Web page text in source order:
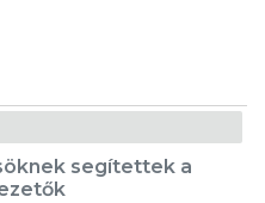
segítettek a